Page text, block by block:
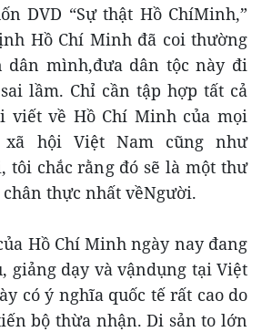
DVD “Sự thật Hồ ChíMinh,”
Hồ Chí Minh đã coi thường
dân mình,đưa dân tộc này đi
lầm. Chỉ cần tập hợp tất cả
viết về Hồ Chí Minh của mọi
hội Việt Nam cũng như
tôi chắc rằng đó sẽ là một thư
thực nhất vềNgười.
Hồ Chí Minh ngày nay đang
giảng dạy và vậndụng tại Việt
có ý nghĩa quốc tế rất cao do
bộ thừa nhận. Di sản to lớn